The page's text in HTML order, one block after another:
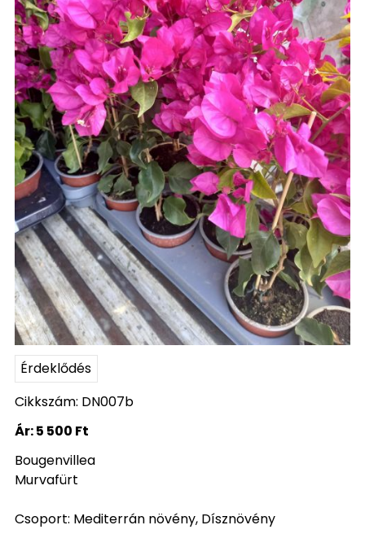
Érdeklődés
Cikkszám: DN007b
Ár:5 500 Ft
Bougenvillea
Murvafürt
Csoport: Mediterrán növény, Dísznövény